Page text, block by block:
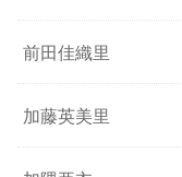
前田佳織里
加藤英美里